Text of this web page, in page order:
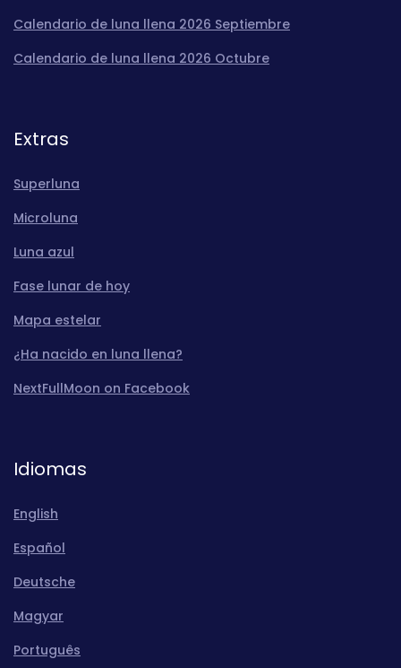
Calendario de luna llena 2026 Septiembre
Calendario de luna llena 2026 Octubre
Extras
Superluna
Microluna
Luna azul
Fase lunar de hoy
Mapa estelar
¿Ha nacido en luna llena?
NextFullMoon on Facebook
Idiomas
English
Español
Deutsche
Magyar
Português